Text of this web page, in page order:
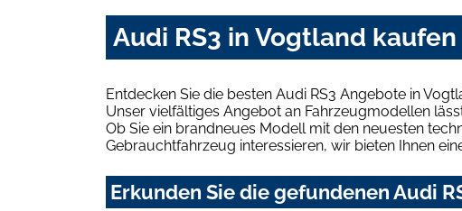
Audi RS3 in Vogtland
Entdecken Sie die besten Audi RS3 Angebote in
Unser vielfältiges Angebot an Fahrzeugmodellen
Ob Sie ein brandneues Modell mit den neuesten
Gebrauchtfahrzeug interessieren, wir bieten Ihnen
Erkunden Sie die gefundenen Audi